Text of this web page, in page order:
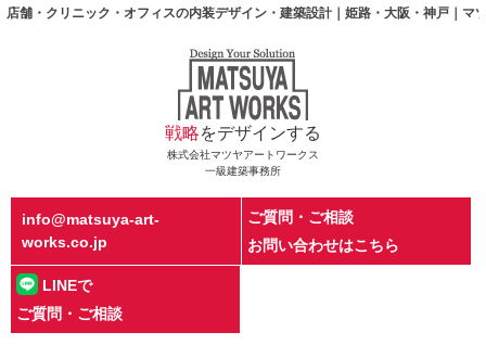
店舗・クリニック・オフィスの内装デザイン・建築設計｜姫路・大阪・神戸｜マ
戦略をデザインする
株式会社マツヤアートワークス
一級建築事務所
info@matsuya-art-
works.co.jp
ご質問・ご相談
お問い合わせはこちら
LINEで
ご質問・ご相談